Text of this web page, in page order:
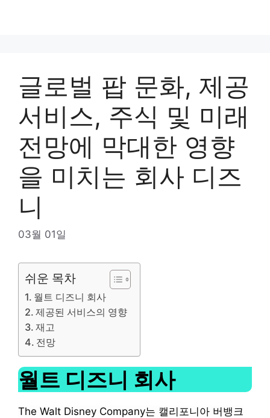
글로벌 팝 문화, 제공
서비스, 주식 및 미래
전망에 막대한 영향
을 미치는 회사 디즈
니
03월 01일
쉬운 목차
월트 디즈니 회사
제공된 서비스의 영향
재고
전망
월트 디즈니 회사
The Walt Disney Company는 캘리포니아 버뱅크